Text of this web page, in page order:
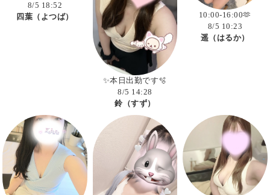
8/5 18:52
四葉（よつば）
✨本日出勤です🫧
8/5 14:28
鈴（すず）
10:00-16:00🫶
8/5 10:23
遥（はるか）